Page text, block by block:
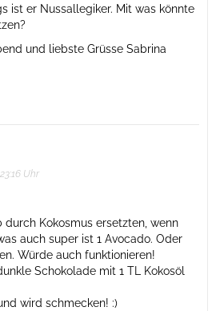
ist er Nussallegiker. Mit was könnte
und liebste Grüsse Sabrina
Uhr
durch Kokosmus ersetzten, wenn
auch super ist 1 Avocado. Oder
Würde auch funktionieren!
Schokolade mit 1 TL Kokosöl
wird schmecken! :)